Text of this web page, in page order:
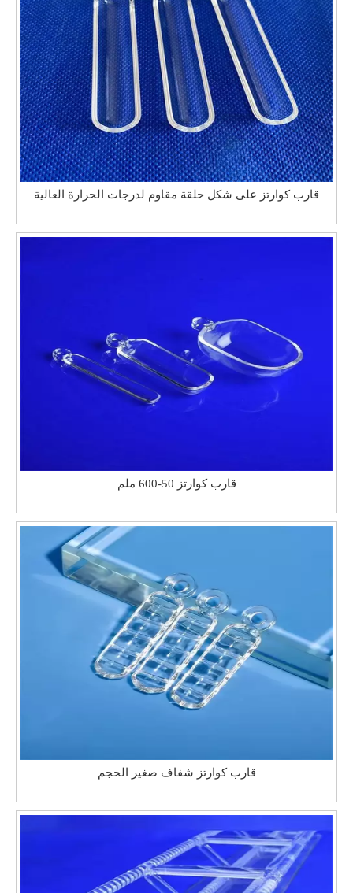
قارب كوارتز على شكل حلقة مقاوم لدرجات الحرارة العالية
قارب كوارتز 50-600 ملم
قارب كوارتز شفاف صغير الحجم